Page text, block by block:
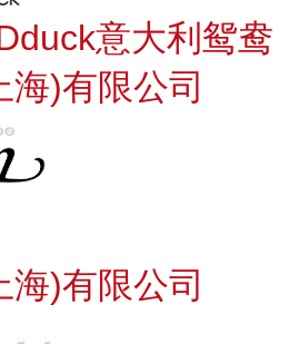
意大利鸳鸯
)有限公司
)有限公司